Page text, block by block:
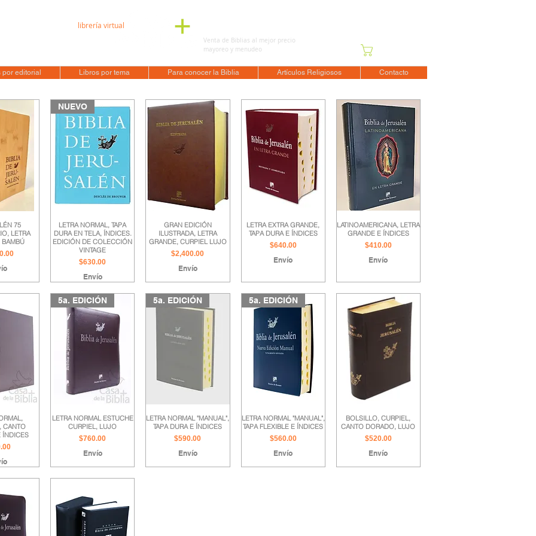
librería virtual
Venta de Biblias al mejor precio
mayoreo y menudeo
por editorial Libros por tema Para conocer la Biblia Artículos Religiosos Contacto
75
LETRA
BAMBÚ
NUEVO
LETRA NORMAL, TAPA
DURA EN TELA, ÍNDICES.
EDICIÓN DE COLECCIÓN
VINTAGE
Precio
$630.00
Envío
GRAN EDICIÓN
ILUSTRADA, LETRA
GRANDE, CURPIEL LUJO
Precio
$2,400.00
Envío
LETRA EXTRA GRANDE,
TAPA DURA E ÍNDICES
Precio
$640.00
Envío
LATINOAMERICANA, LETRA
GRANDE E ÍNDICES
Precio
$410.00
Envío
CANTO
ÍNDICES
5a. EDICIÓN
LETRA NORMAL ESTUCHE
CURPIEL, LUJO
Precio
$760.00
Envío
5a. EDICIÓN
LETRA NORMAL "MANUAL",
TAPA DURA E ÍNDICES
Precio
$590.00
Envío
5a. EDICIÓN
LETRA NORMAL "MANUAL",
TAPA FLEXIBLE E ÍNDICES
Precio
$560.00
Envío
BOLSILLO, CURPIEL,
CANTO DORADO, LUJO
Precio
$520.00
Envío